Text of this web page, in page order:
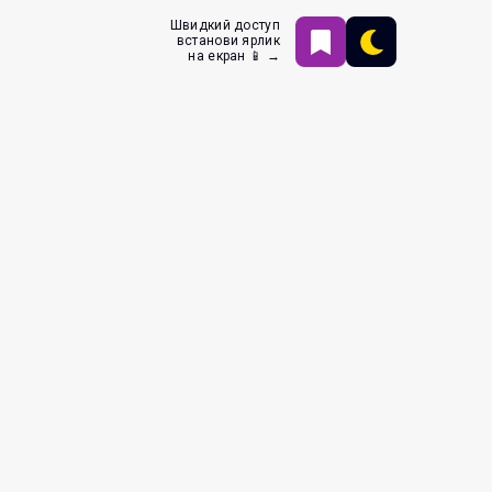
Швидкий доступ
встанови ярлик
на екран 📱 →